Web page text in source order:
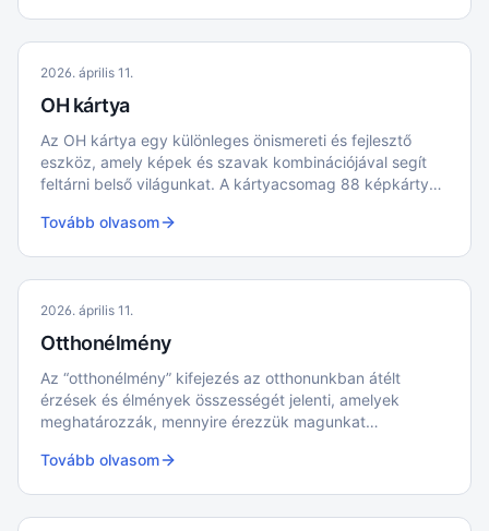
2026. április 11.
OH kártya
Az OH kártya egy különleges önismereti és fejlesztő
eszköz, amely képek és szavak kombinációjával segít
feltárni belső világunkat. A kártyacsomag 88 képkártyát
festmények, amelyek a mindennapi élet különböző
Tovább olvasom
2026. április 11.
Otthonélmény
Az “otthonélmény” kifejezés az otthonunkban átélt
érzések és élmények összességét jelenti, amelyek
meghatározzák, mennyire érezzük magunkat
Tovább olvasom